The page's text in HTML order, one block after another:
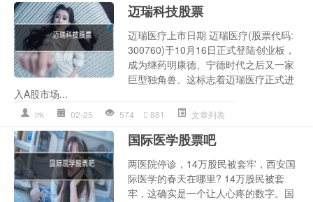
迈瑞科技股票
迈瑞医疗上市日期 迈瑞医疗(股票代码:
300760)于10月16日正式登陆创业板，
成为继药明康德、宁德时代之后又一家
巨型独角兽。这标志着迈瑞医疗正式进
入A股市场...
lrk 02-25 574 881 文章列表
国际医学股票吧
两医院停诊，14万股民被套牢，西安国
际医学的春天在哪里? 14万股民被套
牢，这确实是一个让人心疼的数字。国